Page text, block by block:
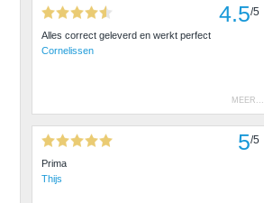
4.5/5
Alles correct geleverd en werkt perfect
Cornelissen
MEER ...
5/5
Prima
Thijs